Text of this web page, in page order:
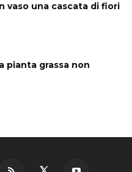
vaso una cascata di fiori
pianta grassa non